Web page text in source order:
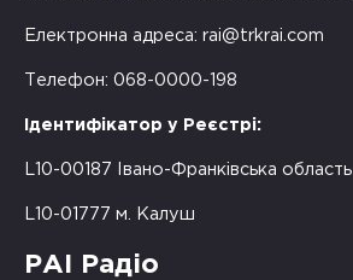
Електронна адреса: rai@trkrai.com
Телефон: 068-0000-198
Ідентифікатор у Реєстрі:
L10-00187 Івано-Франківська область
L10-01777 м. Калуш
РАІ Радіо